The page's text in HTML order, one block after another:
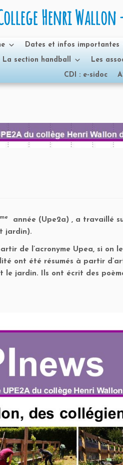
Henri
Dates et infos importantes
La section handball Les
CDI : e-sidoc
année (Upe2a) , a travaillé
jardin).
de l’acronyme Upea, si on
ont été résumés à partir
jardin. Ils ont écrit des